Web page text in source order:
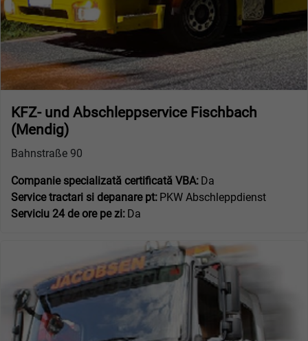
KFZ- und Abschleppservice Fischbach
(Mendig)
Bahnstraße 90
Companie specializată certificată VBA: Da
Service tractari si depanare pt: PKW Abschleppdienst
Serviciu 24 de ore pe zi: Da